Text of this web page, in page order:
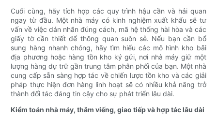
Cuối cùng, hãy tích hợp các quy trình hậu cần và hải quan
ngay từ đầu. Một nhà máy có kinh nghiệm xuất khẩu sẽ tư
vấn về việc dán nhãn đúng cách, mã hệ thống hài hòa và các
giấy tờ cần thiết để thông quan suôn sẻ. Nếu bạn cần bổ
sung hàng nhanh chóng, hãy tìm hiểu các mô hình kho bãi
địa phương hoặc hàng tồn kho ký gửi, nơi nhà máy giữ một
lượng hàng dự trữ gần trung tâm phân phối của bạn. Một nhà
cung cấp sẵn sàng hợp tác về chiến lược tồn kho và các giải
pháp thực hiện đơn hàng linh hoạt sẽ có nhiều khả năng trở
thành đối tác đáng tin cậy cho sự phát triển lâu dài.
Kiểm toán nhà máy, thăm viếng, giao tiếp và hợp tác lâu dài